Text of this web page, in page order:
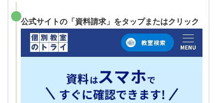
公式サイトの「資料請求」をタップまたはクリック